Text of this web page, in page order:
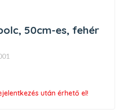
50cm-es, fehér
után érhető el!